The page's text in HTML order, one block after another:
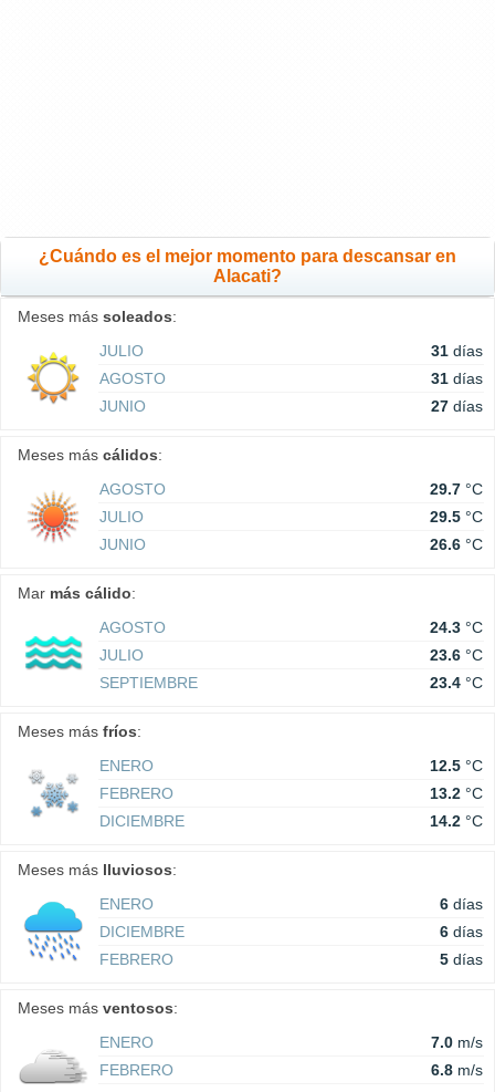
¿Cuándo es el mejor momento para descansar en
Alacati?
Meses más soleados:
JULIO
31 días
AGOSTO
31 días
JUNIO
27 días
Meses más cálidos:
AGOSTO
29.7 °C
JULIO
29.5 °C
JUNIO
26.6 °C
Mar más cálido:
AGOSTO
24.3 °C
JULIO
23.6 °C
SEPTIEMBRE
23.4 °C
Meses más fríos:
ENERO
12.5 °C
FEBRERO
13.2 °C
DICIEMBRE
14.2 °C
Meses más lluviosos:
ENERO
6 días
DICIEMBRE
6 días
FEBRERO
5 días
Meses más ventosos:
ENERO
7.0 m/s
FEBRERO
6.8 m/s